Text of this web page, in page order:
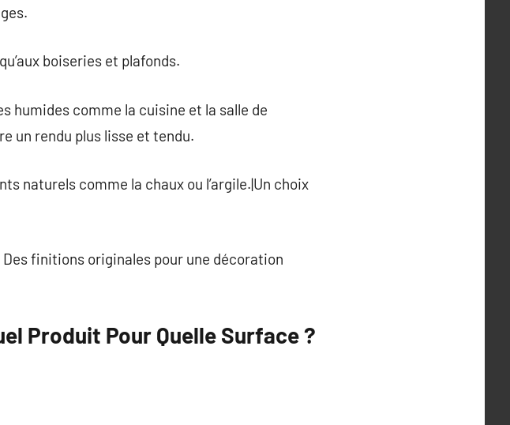
boiseries et plafonds.
humides comme la cuisine et la salle de
un rendu plus lisse et tendu.
naturels comme la chaux ou l’argile.|Un choix
finitions originales pour une décoration
Produit Pour Quelle Surface ?